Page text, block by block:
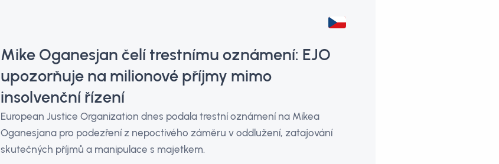
Mike Oganesjan čelí trestnímu oznámení: EJO
upozorňuje na milionové příjmy mimo
insolvenční řízení
European Justice Organization dnes podala trestní oznámení na Mikea
Oganesjana pro podezření z nepoctivého záměru v oddlužení, zatajování
skutečných příjmů a manipulace s majetkem.